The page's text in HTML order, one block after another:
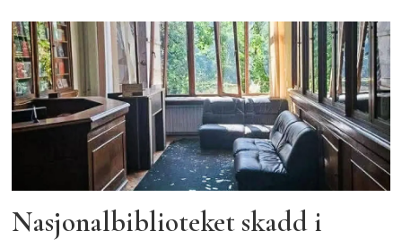
Nasjonalbiblioteket skadd i